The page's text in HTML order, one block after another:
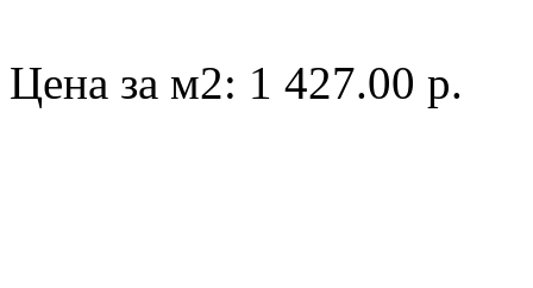
Цена за м2: 1 427.00 р.